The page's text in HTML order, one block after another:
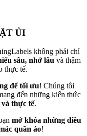
ỦI
không phải chỉ
sâu, nhớ lâu và thậm
thực tế.
để tối ưu! Chúng tôi
đến những kiến thức
thực tế.
mở khóa những điều
quần áo!